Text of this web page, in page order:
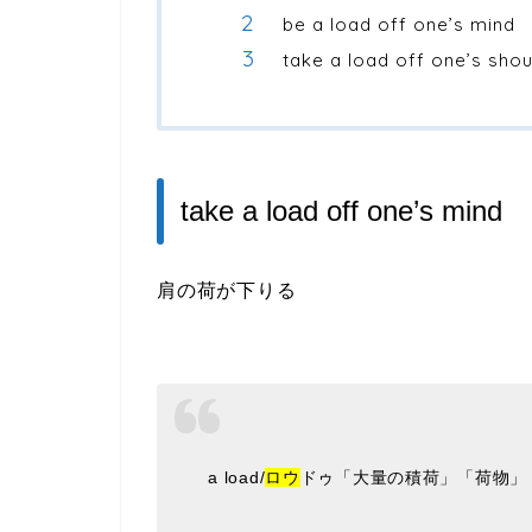
be a load off one’s mind
take a load off one’s
take a load off one’s mind
肩の荷が下りる
a load/ロウ ドゥ「大量の積荷」「荷物」